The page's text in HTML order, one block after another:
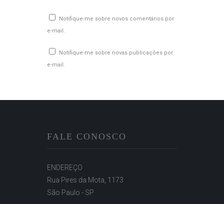
Notifique-me sobre novos comentários por
e-mail.
Notifique-me sobre novas publicações por
e-mail.
FALE CONOSCO
ENDEREÇO
Rua Pires da Mota, 1173
São Paulo - SP